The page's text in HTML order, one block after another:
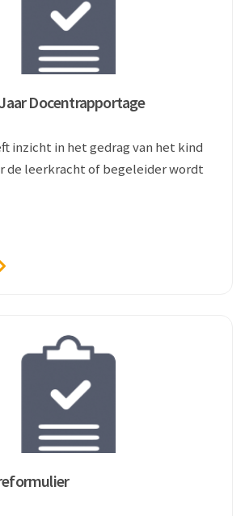
Docentrapportage
inzicht in het gedrag van het kind
de leerkracht of begeleider wordt